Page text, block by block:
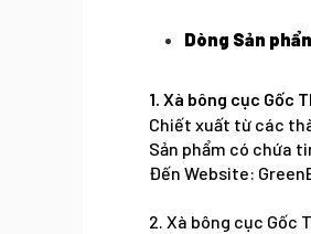
Dòng Sản
1. Xà bông cục Gốc
Chiết xuất từ các
Sản phẩm có chứa
Đến Website:
2. Xà bông cục Gốc